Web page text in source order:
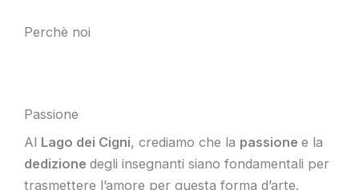
Perchè noi
Passione
Al Lago dei Cigni, crediamo che la passione e la
dedizione degli insegnanti siano fondamentali per
trasmettere l’amore per questa forma d’arte.